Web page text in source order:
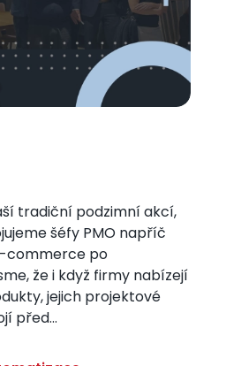
tradiční podzimní akcí,
šéfy PMO napříč
commerce po
že i když firmy nabízejí
jejich projektové
před...